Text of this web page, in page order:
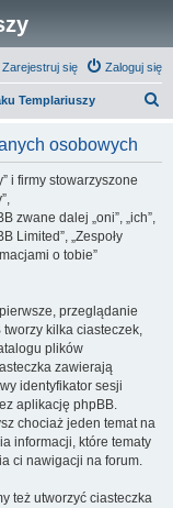
Zaloguj się
Zarejestruj się
Templariuszy
osobowych
i firmy stowarzyszone
zwane dalej „oni”, „ich”,
Limited”, „Zespoły
o tobie”
przeglądanie
tworzy kilka ciasteczek,
plików
zawierają
identyfikator sesji
aplikację phpBB.
chociaż jeden temat na
informacji, które tematy
ci nawigacji na forum.
też utworzyć ciasteczka